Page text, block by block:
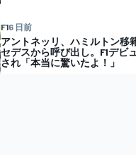
F16 日前
アントネッリ、ハミルトン移
セデスから呼び出し。F1デビ
され「本当に驚いたよ！」